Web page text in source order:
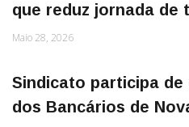
que reduz jornada de
Maio 28, 2026
Sindicato participa
dos Bancários de